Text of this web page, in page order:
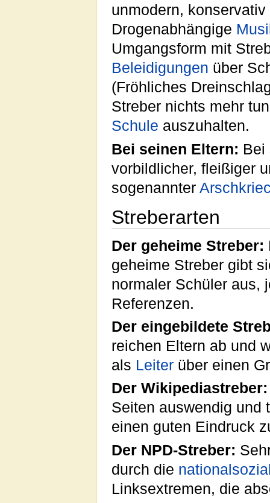
unmodern,
Drogenabhängige
Umgangsform mit
Beleidigungen über
(Fröhliches
Streber nichts mehr
Schule auszuhalten.
Bei seinen Eltern: Bei
vorbildlicher, fleißiger
sogenannter
Streberarten
Der geheime Streber:
geheime Streber gibt
normaler Schüler aus,
Referenzen.
Der eingebildete
reichen Eltern ab und
als Leiter über einen
Der Wikipediastreber:
Seiten auswendig und
einen guten Eindruck
Der NPD-Streber:
durch die
Linksextremen, die